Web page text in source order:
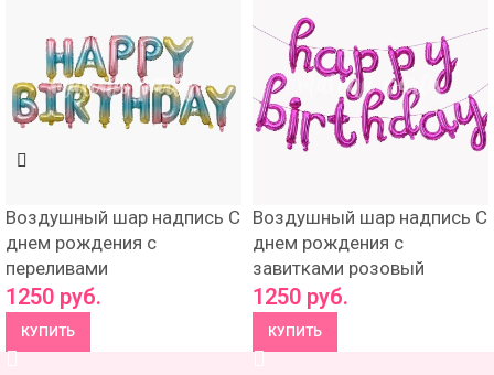
Воздушный шар надпись С
днем рождения с
переливами
1250 руб.
КУПИТЬ
Воздушный шар надпись С
днем рождения с
завитками розовый
1250 руб.
КУПИТЬ